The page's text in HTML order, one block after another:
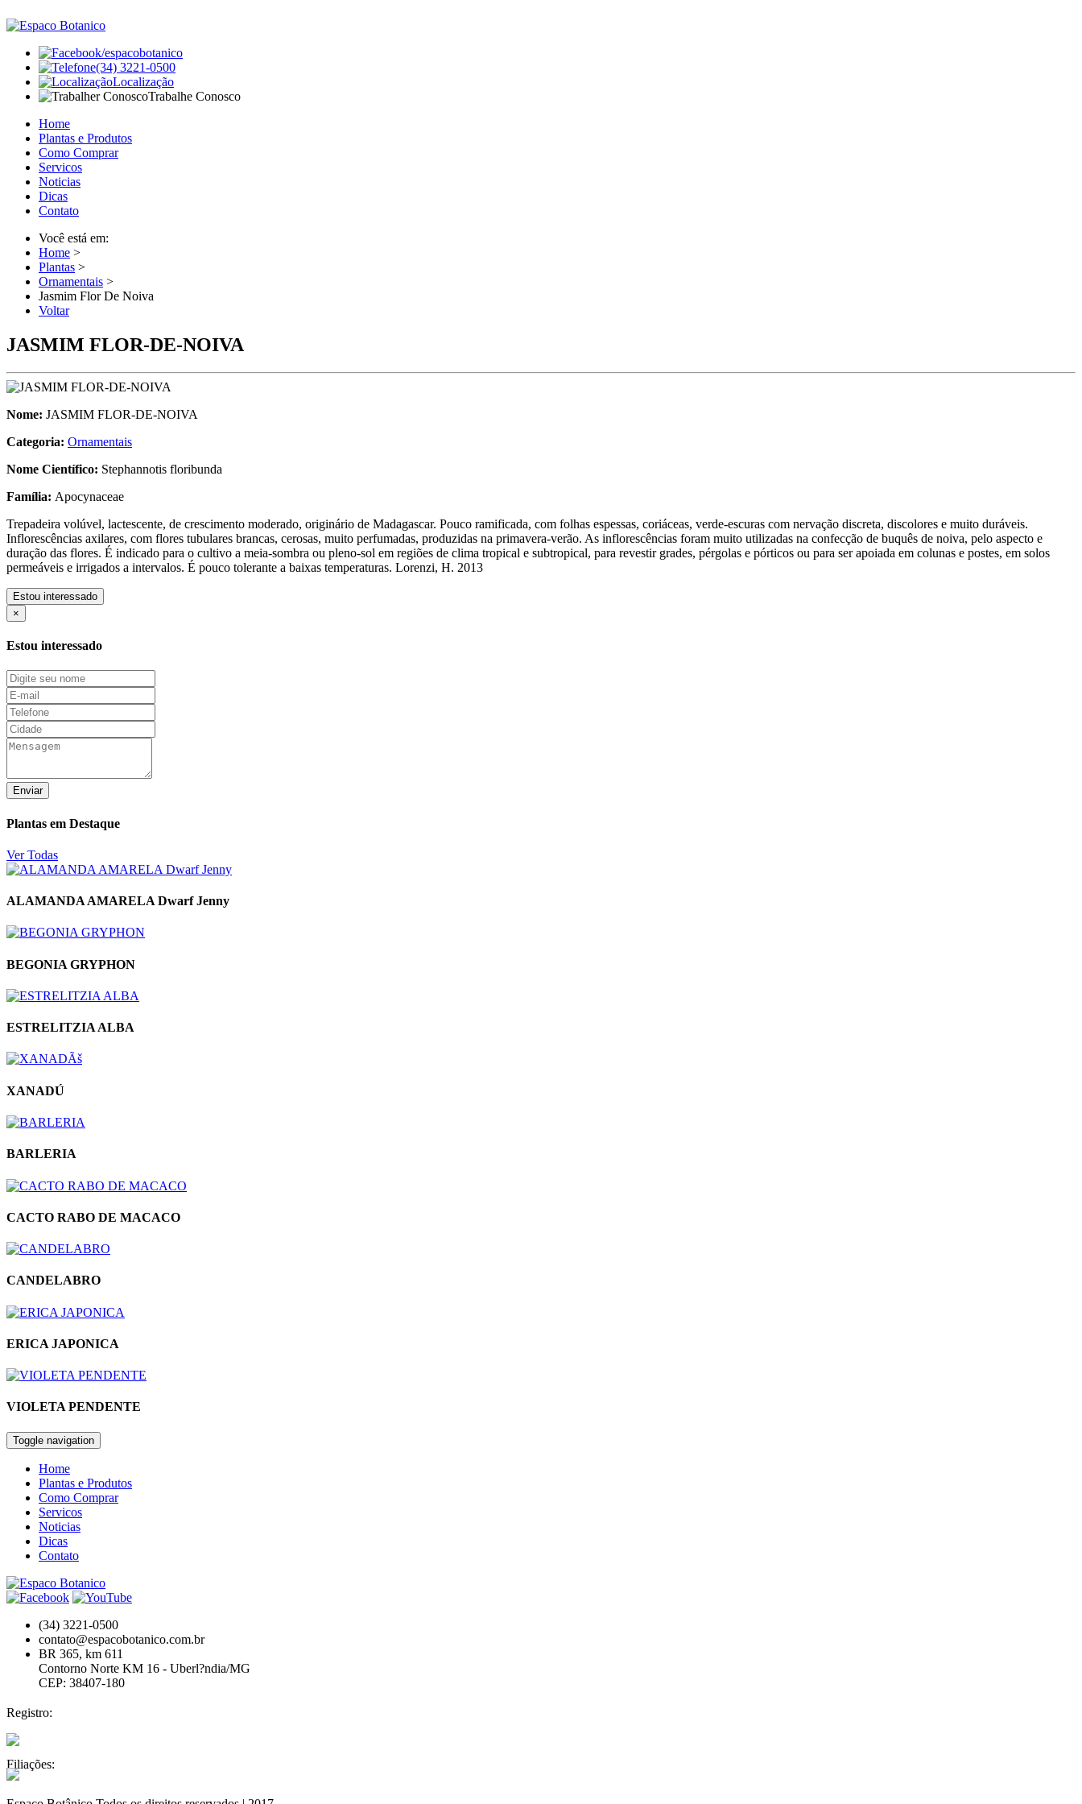
/espacobotanico
(34) 3221-0500
Localização
Trabalhe Conosco
Home
Plantas e Produtos
Como Comprar
Servicos
Noticias
Dicas
Contato
Você está em:
Home >
Plantas >
Ornamentais >
Jasmim Flor De Noiva
Voltar
JASMIM FLOR-DE-NOIVA
Nome: JASMIM FLOR-DE-NOIVA
Categoria: Ornamentais
Nome Científico: Stephannotis floribunda
Família: Apocynaceae
Trepadeira volúvel, lactescente, de crescimento moderado, originário de Madagascar. Pouco ramificada, com folhas espessas, coriáceas, verde-escuras com nervação discreta, discolores e muito duráveis.
Inflorescências axilares, com flores tubulares brancas, cerosas, muito perfumadas, produzidas na primavera-verão. As inflorescências foram muito utilizadas na confecção de buquês de noiva, pelo aspecto e
duração das flores. É indicado para o cultivo a meia-sombra ou pleno-sol em regiões de clima tropical e subtropical, para revestir grades, pérgolas e pórticos ou para ser apoiada em colunas e postes, em solos
permeáveis e irrigados a intervalos. É pouco tolerante a baixas temperaturas. Lorenzi, H. 2013
Estou interessado
×
Estou interessado
Enviar
Plantas em Destaque
Ver Todas
ALAMANDA AMARELA Dwarf Jenny
BEGONIA GRYPHON
ESTRELITZIA ALBA
XANADÚ
BARLERIA
CACTO RABO DE MACACO
CANDELABRO
ERICA JAPONICA
VIOLETA PENDENTE
Toggle navigation
Home
Plantas e Produtos
Como Comprar
Servicos
Noticias
Dicas
Contato
(34) 3221-0500
contato@espacobotanico.com.br
BR 365, km 611
Contorno Norte KM 16 - Uberl?ndia/MG
CEP: 38407-180
Registro:
Filiações: